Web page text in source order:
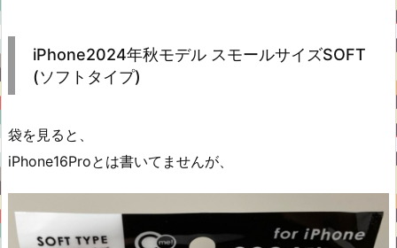
iPhone2024年秋モデル スモールサイズSOFT
(ソフトタイプ)
袋を見ると、
iPhone16Proとは書いてませんが、